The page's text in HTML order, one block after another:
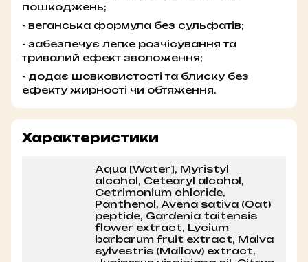
пошкоджень;
- веганська формула без сульфатів;
- забезпечує легке розчісування та
тривалий ефект зволоження;
- додає шовковистості та блиску без
ефекту жирності чи обтяження.
Характеристики
Aqua [Water], Myristyl
alcohol, Cetearyl alcohol,
Cetrimonium chloride,
Panthenol, Avena sativa (Oat)
peptide, Gardenia taitensis
flower extract, Lycium
barbarum fruit extract, Malva
sylvestris (Mallow) extract,